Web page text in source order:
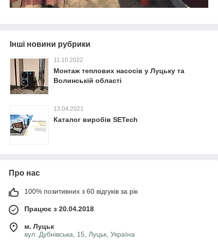
Інші новини рубрики
11.10.2022
Монтаж теплових насосів у Луцьку та
Волинській області
13.04.2021
Каталог виробів SETech
Про нас
100% позитивних з 60 відгуків за рік
Працює з 20.04.2018
м. Луцьк
вул. Дубнівська, 15, Луцьк, Україна